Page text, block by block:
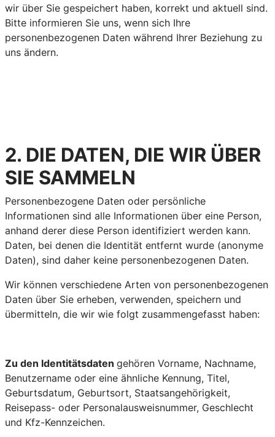
wir über Sie gespeichert haben, korrekt und aktuell sind.
Bitte informieren Sie uns, wenn sich Ihre
personenbezogenen Daten während Ihrer Beziehung zu
uns ändern.
2. DIE DATEN, DIE WIR ÜBER
SIE SAMMELN
Personenbezogene Daten oder persönliche
Informationen sind alle Informationen über eine Person,
anhand derer diese Person identifiziert werden kann.
Daten, bei denen die Identität entfernt wurde (anonyme
Daten), sind daher keine personenbezogenen Daten.
Wir können verschiedene Arten von personenbezogenen
Daten über Sie erheben, verwenden, speichern und
übermitteln, die wir wie folgt zusammengefasst haben:
Zu den Identitätsdaten gehören Vorname, Nachname,
Benutzername oder eine ähnliche Kennung, Titel,
Geburtsdatum, Geburtsort, Staatsangehörigkeit,
Reisepass- oder Personalausweisnummer, Geschlecht
und Kfz-Kennzeichen.